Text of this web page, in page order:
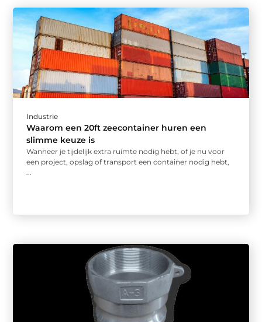
Industrie
Waarom een 20ft zeecontainer huren een
slimme keuze is
Wanneer je tijdelijk extra ruimte nodig hebt, of je nu voor
een project, opslag of transport een container nodig hebt,
...